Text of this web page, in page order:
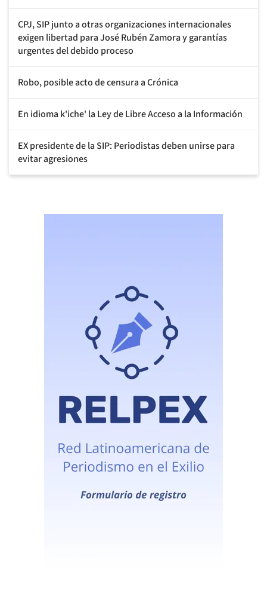
CPJ, SIP junto a otras organizaciones internacionales
exigen libertad para José Rubén Zamora y garantías
urgentes del debido proceso
Robo, posible acto de censura a Crónica
En idioma k'iche' la Ley de Libre Acceso a la Información
EX presidente de la SIP: Periodistas deben unirse para
evitar agresiones